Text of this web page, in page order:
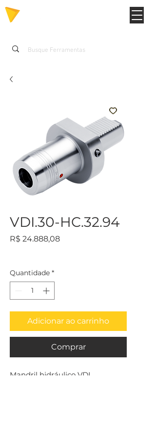
VDI.30-HC.32.94
R$ 24.888,08Preço
Quantidade *
Adicionar ao carrinho
Comprar
Mandril hidráulico VDI